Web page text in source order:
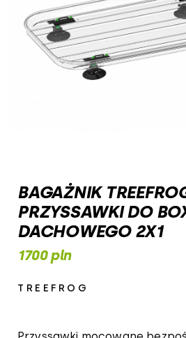
BAGAŻNIK
PRZYSSAWKI DO
DACHOWEGO 2X1
1700 pln
TREEFROG